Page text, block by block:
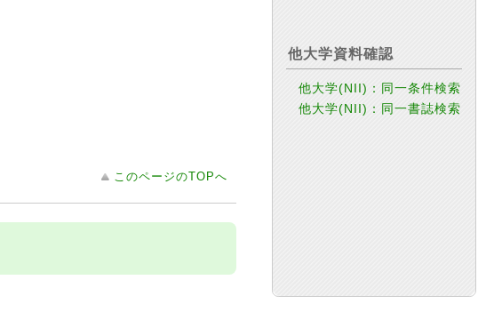
このページのTOPへ
他大学資料確認
他大学(NII)：同一条件検索
他大学(NII)：同一書誌検索